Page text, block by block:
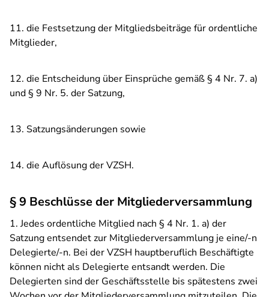
11. die Festsetzung der Mitgliedsbeiträge für ordentliche
Mitglieder,
12. die Entscheidung über Einsprüche gemäß § 4 Nr. 7. a)
und § 9 Nr. 5. der Satzung,
13. Satzungsänderungen sowie
14. die Auflösung der VZSH.
§ 9 Beschlüsse der Mitgliederversammlung
1. Jedes ordentliche Mitglied nach § 4 Nr. 1. a) der
Satzung entsendet zur Mitgliederversammlung je eine/-n
Delegierte/-n. Bei der VZSH hauptberuflich Beschäftigte
können nicht als Delegierte entsandt werden. Die
Delegierten sind der Geschäftsstelle bis spätestens zwei